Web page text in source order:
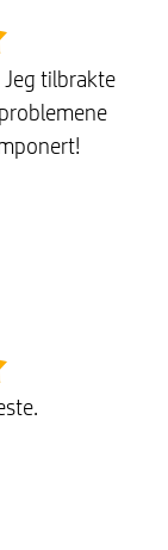
tilbrakte